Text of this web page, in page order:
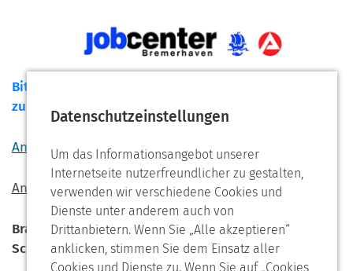
Datenschutzeinstellungen
Um das Informationsangebot unserer
Internetseite nutzerfreundlicher zu gestalten,
verwenden wir verschiedene Cookies und
Dienste unter anderem auch von
Drittanbietern. Wenn Sie „Alle akzeptieren“
anklicken, stimmen Sie dem Einsatz aller
Cookies und Dienste zu. Wenn Sie auf „Cookies
Bitte laden Sie sich hier den
zum Anspruch auf Bildung und Teilhabe herunter!
Antrag BuT Jobcenter
Antrag BuT Magistrat
Brauchen Sie Hilfe? Bitte wenden Sie sich an unseren
Schulsozialarbeiter!